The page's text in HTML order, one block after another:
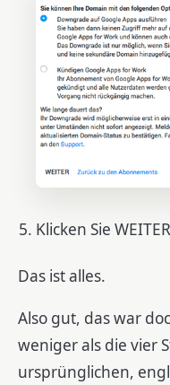
Klicken Sie WEITER
Das ist alles.
Also gut, das war
weniger als die vier
ursprünglichen,